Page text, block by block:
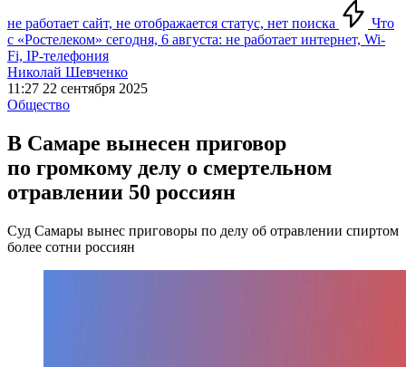
не работает сайт, не отображается статус, нет поиска
Что
с «Ростелеком» сегодня, 6 августа: не работает интернет, Wi-
Fi, IP-телефония
Николай Шевченко
11:27 22 сентября 2025
Общество
В Самаре вынесен приговор
по громкому делу о смертельном
отравлении 50 россиян
Суд Самары вынес приговоры по делу об отравлении спиртом
более сотни россиян